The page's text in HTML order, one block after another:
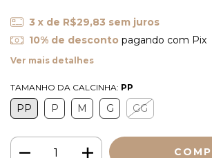
3 x de R$29,83 sem juros
10% de desconto pagando com Pix
Ver mais detalhes
TAMANHO DA CALCINHA: PP
PP P M G GG